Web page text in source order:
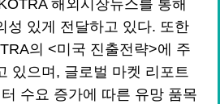
해외시장뉴스를 통해
성 있게 전달하고 있다. 또한
의 <미국 진출전략>에 주
있으며, 글로벌 마켓 리포트
수요 증가에 따른 유망 품목